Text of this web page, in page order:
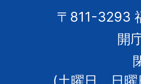
〒811-3293
開